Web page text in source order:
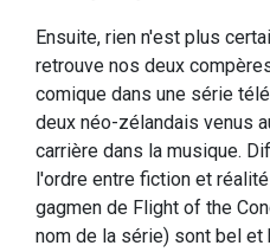
Ensuite, rien n'est plus
retrouve nos deux
comique dans une série
deux néo-zélandais venus
carrière dans la musique.
l'ordre entre fiction et
gagmen de Flight of the
nom de la série) sont bel